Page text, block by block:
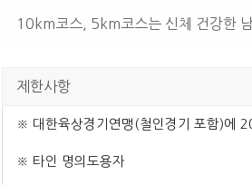
10km코스, 5km코스는 신체 건강한
제한사항
※ 대한육상경기연맹(철인경기 포함)에
※ 타인 명의도용자